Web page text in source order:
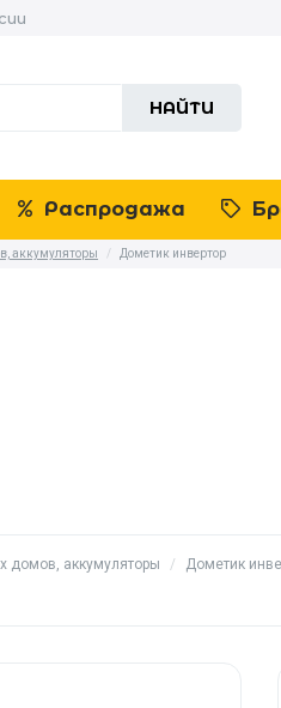
НАЙТИ
Распродажа
аккумуляторы / Дометик инвертор
домов, аккумуляторы / Дометик